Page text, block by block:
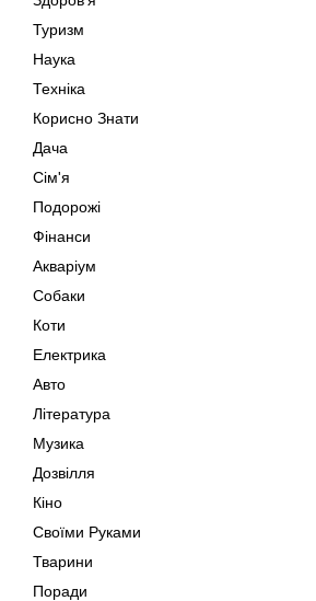
Туризм
Наука
Техніка
Корисно Знати
Дача
Сім'я
Подорожі
Фінанси
Акваріум
Собаки
Коти
Електрика
Авто
Література
Музика
Дозвілля
Кіно
Своїми Руками
Тварини
Поради